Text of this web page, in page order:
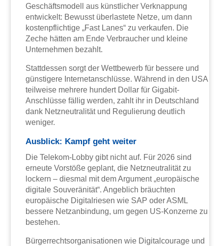
Geschäftsmodell aus künstlicher Verknappung
entwickelt: Bewusst überlastete Netze, um dann
kostenpflichtige „Fast Lanes“ zu verkaufen. Die
Zeche hätten am Ende Verbraucher und kleine
Unternehmen bezahlt.
Stattdessen sorgt der Wettbewerb für bessere und
günstigere Internetanschlüsse. Während in den USA
teilweise mehrere hundert Dollar für Gigabit-
Anschlüsse fällig werden, zahlt ihr in Deutschland
dank Netzneutralität und Regulierung deutlich
weniger.
Ausblick: Kampf geht weiter
Die Telekom-Lobby gibt nicht auf. Für 2026 sind
erneute Vorstöße geplant, die Netzneutralität zu
lockern – diesmal mit dem Argument „europäische
digitale Souveränität“. Angeblich bräuchten
europäische Digitalriesen wie SAP oder ASML
bessere Netzanbindung, um gegen US-Konzerne zu
bestehen.
Bürgerrechtsorganisationen wie Digitalcourage und